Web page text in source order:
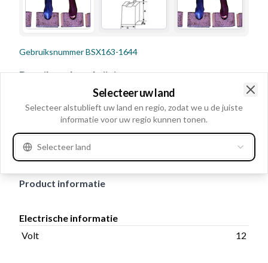
GebruiksnummerBSX163-1644
Details en beschrijving
Volt 12, Kabel: Met, Veer Zonder, Lengte borsteldraad
46.00/28.00, Cable lugs Met, Aantal borstels: 4,
Draadlengte 47.00, Soldeergat Niet beschikbaar, Dikte
10.00, Lengte 15.00, Hoogte 25.00
Product informatie
Electrische informatie
Volt
12
Selecteer uw land
Selecteer alstublieft uw land en regio, zodat we u de juiste
informatie voor uw regio kunnen tonen.
Selecteer land